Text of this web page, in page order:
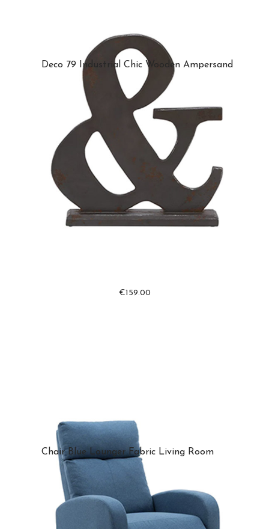
Deco 79 Industrial Chic Wooden Ampersand
€159.00
Chair Blue Lounger Fabric Living Room